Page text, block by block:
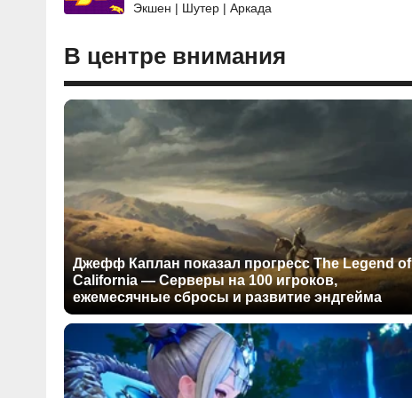
Экшен | Шутер | Аркада
В центре внимания
Джефф Каплан показал прогресс The Legend of
California — Серверы на 100 игроков,
ежемесячные сбросы и развитие эндгейма